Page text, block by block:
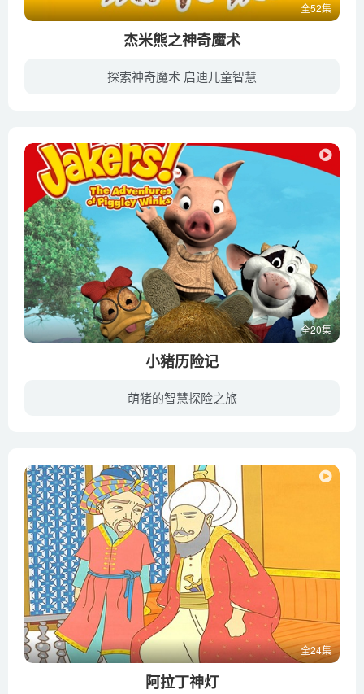
全52集
杰米熊之神奇魔术
探索神奇魔术 启迪儿童智慧
全20集
小猪历险记
萌猪的智慧探险之旅
全24集
阿拉丁神灯